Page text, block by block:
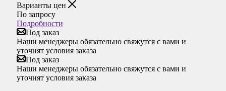
Варианты цен
По запросу
Подробности
Под заказ
Наши менеджеры обязательно свяжутся с вами и
уточнят условия заказа
Под заказ
Наши менеджеры обязательно свяжутся с вами и
уточнят условия заказа